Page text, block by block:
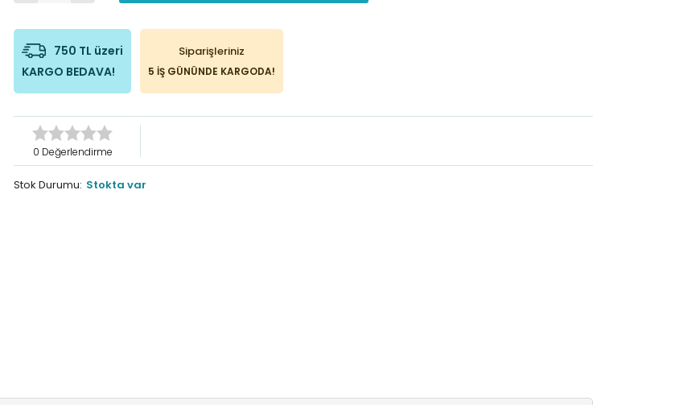
750 TL üzeri
KARGO BEDAVA!
Siparişleriniz
5 İŞ GÜNÜNDE KARGODA!
0 Değerlendirme
Stok Durumu: Stokta var